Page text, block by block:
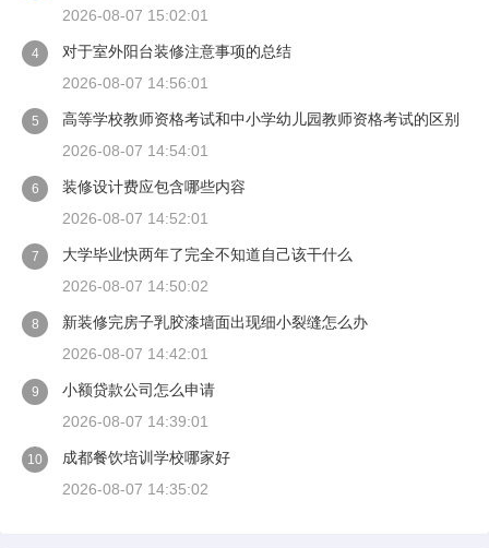
2026-08-07 15:02:01
4
对于室外阳台装修注意事项的总结
2026-08-07 14:56:01
5
高等学校教师资格考试和中小学幼儿园教师资格考试的区别
2026-08-07 14:54:01
6
装修设计费应包含哪些内容
2026-08-07 14:52:01
7
大学毕业快两年了完全不知道自己该干什么
2026-08-07 14:50:02
8
新装修完房子乳胶漆墙面出现细小裂缝怎么办
2026-08-07 14:42:01
9
小额贷款公司怎么申请
2026-08-07 14:39:01
10
成都餐饮培训学校哪家好
2026-08-07 14:35:02